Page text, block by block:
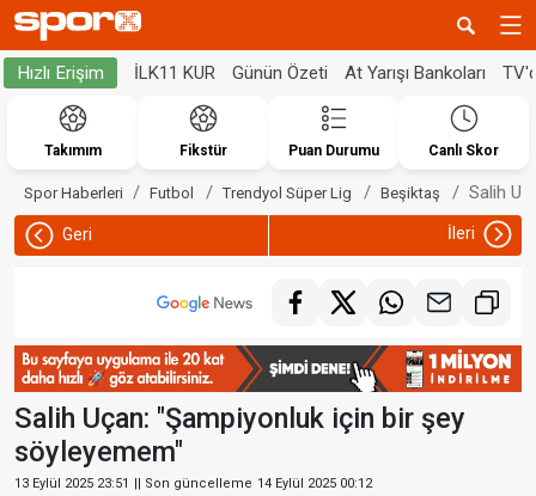
Hızlı Erişim İLK11 KUR Günün Özeti At Yarışı Bankoları
Takımım Fikstür Puan Durumu Canlı Skor
Spor Haberleri Futbol Trendyol Süper Lig Beşiktaş Salih
Geri İleri
Salih Uçan: "Şampiyonluk için bir şey
söyleyemem"
13 Eylül 2025 23:51 || Son güncelleme 14 Eylül 2025 00:12